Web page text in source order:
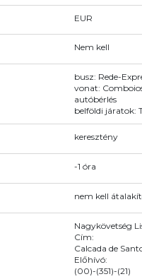
EUR
Nem kell
busz: Rede-
vonat:
autóbérlés
belföldi járatok:
keresztény
-1 óra
nem kell
Nagykövetség
Cím:
Calcada de
Előhívó:
(00)-(351)-(21)